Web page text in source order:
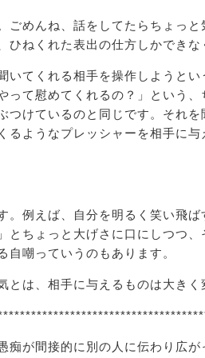
めんね、話をしてたらちょっと
ねくれた表出の仕方しかできな
いてくれる相手を操作しようとい
って慰めてくれるの？」という
けているのと同じです。それを
るようなプレッシャーを相手に与
。例えば、自分を明るく笑い飛
とちょっと大げさに口にしつつ、
嘲っていうのもあります。
は、相手に与えるものは大きく
痴が間接的に別の人に伝わり広が